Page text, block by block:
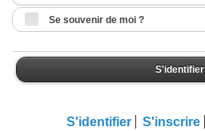
Se souvenir de moi ?
S'identifier
S'identifier S'inscrire